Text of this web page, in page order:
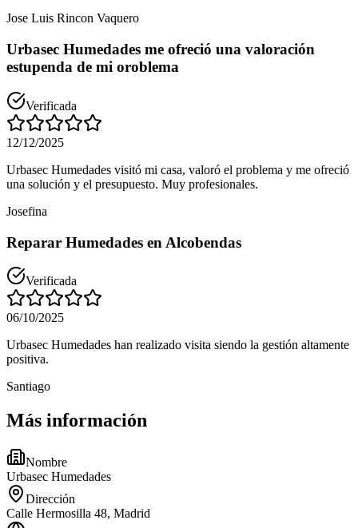
Jose Luis Rincon Vaquero
Urbasec Humedades me ofreció una valoración
estupenda de mi oroblema
Verificada
12/12/2025
Urbasec Humedades visitó mi casa, valoró el problema y me ofreció
una solución y el presupuesto. Muy profesionales.
Josefina
Reparar Humedades en Alcobendas
Verificada
06/10/2025
Urbasec Humedades han realizado visita siendo la gestión altamente
positiva.
Santiago
Más información
Nombre
Urbasec Humedades
Dirección
Calle Hermosilla 48, Madrid